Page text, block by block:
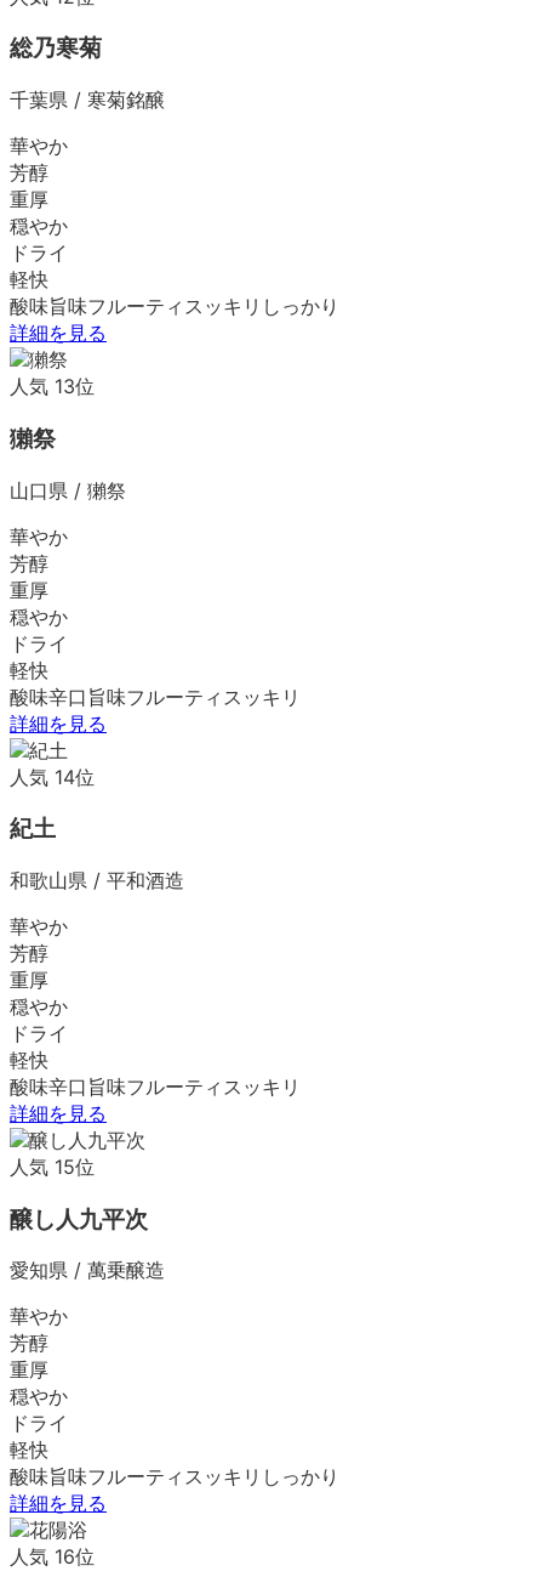
総乃寒菊
千葉県 / 寒菊銘醸
華やか
芳醇
重厚
穏やか
ドライ
軽快
酸味旨味フルーティ スッキリ しっかり
詳細を見る
人気 13位
獺祭
山口県 / 獺祭
華やか
芳醇
重厚
穏やか
ドライ
軽快
酸味辛口 旨味フルーティ スッキリ
詳細を見る
人気 14位
紀土
和歌山県 / 平和酒造
華やか
芳醇
重厚
穏やか
ドライ
軽快
酸味辛口 旨味フルーティ スッキリ
詳細を見る
人気 15位
醸し人九平次
愛知県 / 萬乗醸造
華やか
芳醇
重厚
穏やか
ドライ
軽快
酸味旨味フルーティ スッキリ しっかり
詳細を見る
人気 16位